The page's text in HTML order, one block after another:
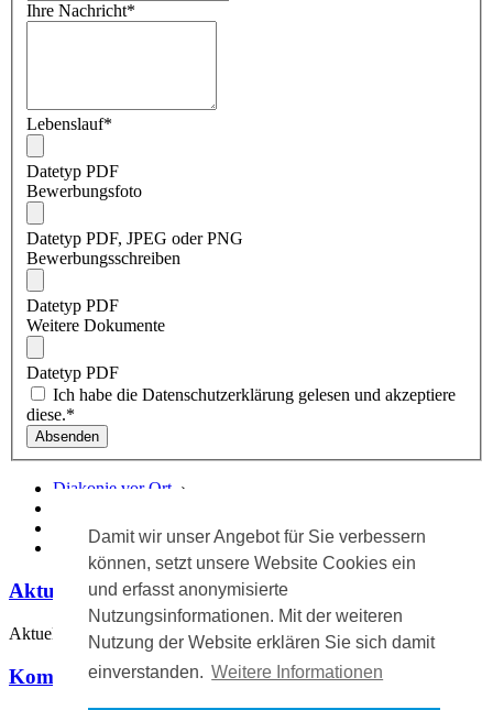
Damit wir unser Angebot für Sie verbessern
können, setzt unsere Website Cookies ein
und erfasst anonymisierte
Nutzungsinformationen. Mit der weiteren
Nutzung der Website erklären Sie sich damit
einverstanden. Weitere Informationen
Ihre Nachricht*
Lebenslauf*
Datetyp PDF
Bewerbungsfoto
Datetyp PDF, JPEG oder PNG
Bewerbungsschreiben
Datetyp PDF
Weitere Dokumente
Datetyp PDF
Ich habe die Datenschutzerklärung gelesen und akzeptiere
diese.*
Absenden
Diakonie vor Ort ›
Stellenangebote
Pflegehilfskraft (m/w/d) (Gummersbach)
Aktuelle Meldungen
Aktuell keine Meldungen.
Kommende Veranstaltungen